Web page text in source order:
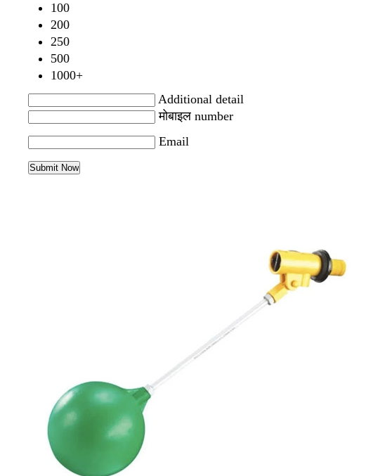
100
200
250
500
1000+
Additional detail
मोबाइल number
Email